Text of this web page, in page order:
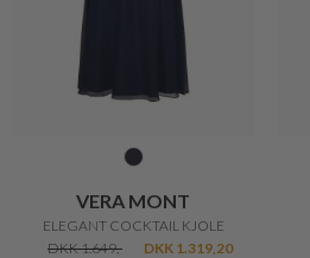
VERA MONT
ELEGANT COCKTAIL KJOLE
DKK 1.649,-
DKK 1.319,20